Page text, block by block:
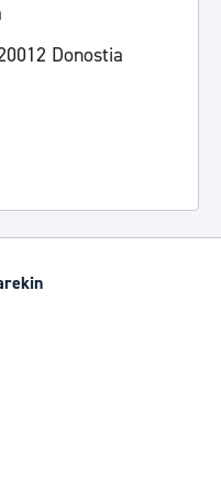
Donostia